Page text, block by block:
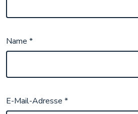
Name*
E-Mail-Adresse*